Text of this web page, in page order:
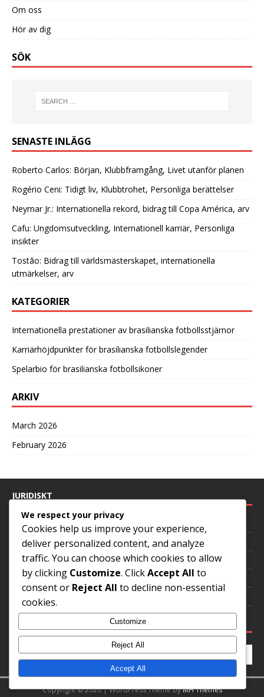
Om oss
Hör av dig
SÖK
SENASTE INLÄGG
Roberto Carlos: Början, Klubbframgång, Livet utanför planen
Rogério Ceni: Tidigt liv, Klubbtrohet, Personliga berättelser
Neymar Jr.: Internationella rekord, bidrag till Copa América, arv
Cafu: Ungdomsutveckling, Internationell karriär, Personliga
insikter
Tostão: Bidrag till världsmästerskapet, internationella
utmärkelser, arv
KATEGORIER
Internationella prestationer av brasilianska fotbollsstjärnor
Karriärhöjdpunkter för brasilianska fotbollslegender
Spelarbio för brasilianska fotbollsikoner
ARKIV
March 2026
February 2026
JURIDISKT
Dataskyddspolicy
Om oss
Cookies och spårning
Hör av dig
Copyright © 2026 | WordPress Theme byMH Themes
We respect your privacy
Cookies help us improve your experience,
deliver personalized content, and analyze
traffic. You can choose which cookies to allow
by clicking Customize. ClickAccept All to
consent or Reject All to decline non-essential
cookies.
Customize
Reject All
Accept All